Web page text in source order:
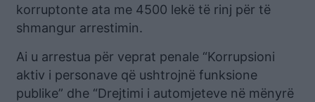
korruptonte ata me 4500 lekë të rinj për të
shmangur arrestimin.
Ai u arrestua për veprat penale “Korrupsioni
aktiv i personave që ushtrojnë funksione
publike” dhe “Drejtimi i automjeteve në mënyrë